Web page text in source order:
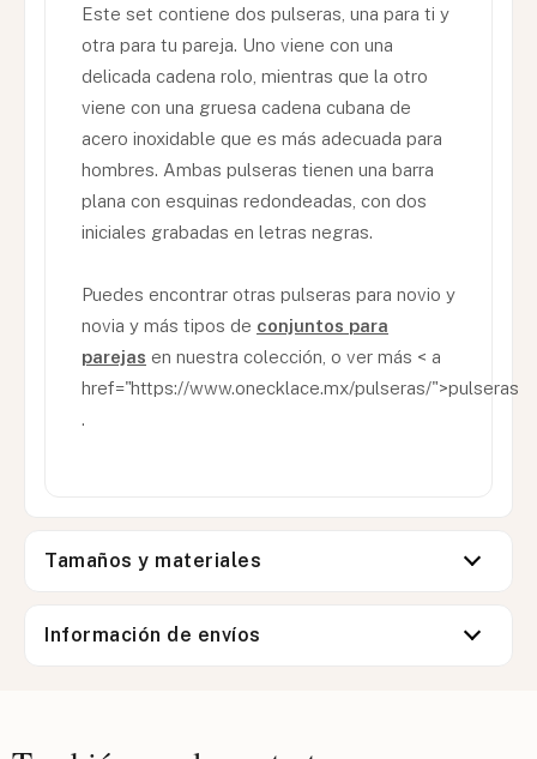
Este set contiene dos pulseras, una para ti y
otra para tu pareja. Uno viene con una
delicada cadena rolo, mientras que la otro
viene con una gruesa cadena cubana de
acero inoxidable que es más adecuada para
hombres. Ambas pulseras tienen una barra
plana con esquinas redondeadas, con dos
iniciales grabadas en letras negras.
Puedes encontrar otras pulseras para novio y
novia y más tipos de conjuntos para
parejas en nuestra colección, o ver más < a
href="https://www.onecklace.mx/pulseras/">pulseras
.
Tamaños y materiales
Información de envíos